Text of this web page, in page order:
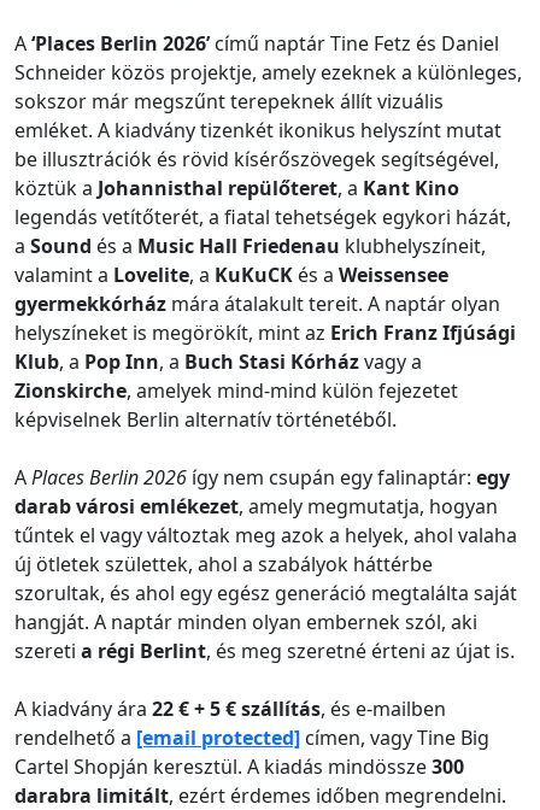
A‘Places Berlin 2026’című naptár Tine Fetz és Daniel
Schneider közös projektje, amely ezeknek a különleges,
sokszor már megszűnt terepeknek állít vizuális
emléket. A kiadvány tizenkét ikonikus helyszínt mutat
be illusztrációk és rövid kísérőszövegek segítségével,
köztük a Johannisthal repülőteret, a Kant Kino
legendás vetítőterét, a fiatal tehetségek egykori házát,
a Sound és a Music Hall Friedenau klubhelyszíneit,
valamint a Lovelite, a KuKuCK és a Weissensee
gyermekkórház mára átalakult tereit. A naptár olyan
helyszíneket is megörökít, mint az Erich Franz Ifjúsági
Klub, a Pop Inn, a Buch Stasi Kórházvagy a
Zionskirche, amelyek mind-mind külön fejezetet
képviselnek Berlin alternatív történetéből.
APlaces Berlin 2026 így nem csupán egy falinaptár: egy
darab városi emlékezet, amely megmutatja, hogyan
tűntek el vagy változtak meg azok a helyek, ahol valaha
új ötletek születtek, ahol a szabályok háttérbe
szorultak, és ahol egy egész generáció megtalálta saját
hangját. A naptár minden olyan embernek szól, aki
szereti a régi Berlint, és meg szeretné érteni az újat is.
A kiadvány ára 22 € + 5 € szállítás, és e-mailben
rendelhető a [email protected] címen, vagy Tine Big
Cartel Shopján keresztül. A kiadás mindössze300
darabra limitált, ezért érdemes időben megrendelni.